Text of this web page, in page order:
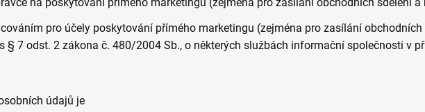
pro účely poskytování přímého marketingu (zejména pro zasílání
§ 7 odst. 2 zákona č. 480/2004 Sb., o některých službách informační společnosti v
údajů je